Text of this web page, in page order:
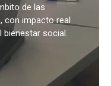
de las
con impacto real
bienestar social.